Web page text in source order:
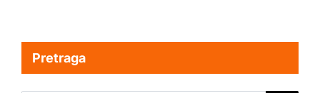
Pretraga